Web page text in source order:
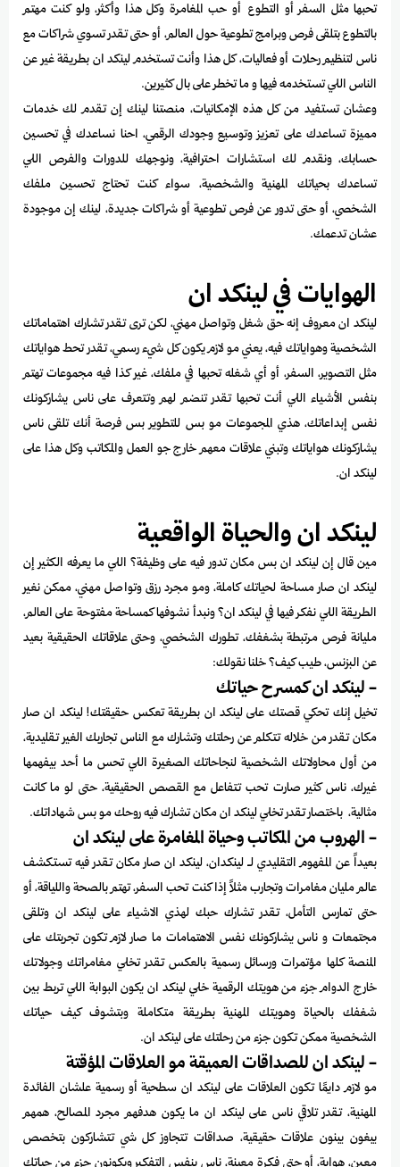
تحبها مثل السفر أو التطوع أو حب المغامرة وكل هذا وأكثر، ولو كنت مهتم
بالتطوع بتلقى فرص وبرامج تطوعية حول العالم، أو حتى تقدر تسوي شراكات مع
ناس لتنظيم رحلات أو فعاليات، كل هذا وأنت تستخدم لينكد ان بطريقة غير عن
الناس اللي تستخدمه فيها و ما تخطر على بال كثيرين.
وعشان تستفيد من كل هذه الإمكانيات، منصتنا لينك إن تقدم لك خدمات
مميزة تساعدك على تعزيز وتوسيع وجودك الرقمي، احنا نساعدك في تحسين
حسابك، ونقدم لك استشارات احترافية، ونوجهك للدورات والفرص اللي
تساعدك بحياتك المهنية والشخصية، سواء كنت تحتاج تحسين ملفك
الشخصي، أو حتى تدور عن فرص تطوعية أو شراكات جديدة، لينك إن موجودة
عشان تدعمك.
الهوايات في لينكد ان
لينكد ان معروف إنه حق شغل وتواصل مهني، لكن ترى تقدر تشارك اهتماماتك
الشخصية وهواياتك فيه، يعني مو لازم يكون كل شيء رسمي، تقدر تحط هواياتك
مثل التصوير، السفر، أو أي شغله تحبها في ملفك، غير كذا فيه مجموعات تهتم
بنفس الأشياء اللي أنت تحبها تقدر تنضم لهم وتتعرف على ناس يشاركونك
نفس إبداعاتك، هذي المجموعات مو بس للتطوير بس فرصة أنك تلقى ناس
يشاركونك هواياتك وتبني علاقات معهم خارج جو العمل والمكاتب وكل هذا على
لينكد ان.
لينكد ان والحياة الواقعية
مين قال إن لينكد ان بس مكان تدور فيه على وظيفة؟ اللي ما يعرفه الكثير إن
لينكد ان صار مساحة لحياتك كاملة، ومو مجرد رزق وتواصل مهني، ممكن نغير
الطريقة اللي نفكر فيها في لينكد ان؟ ونبدأ نشوفها كمساحة مفتوحة على العالم،
مليانة فرص مرتبطة بشغفك، تطورك الشخصي، وحتى علاقاتك الحقيقية بعيد
عن البزنس، طيب كيف؟ خلنا نقولك:
- لينكد ان كمسرح حياتك
تخيل إنك تحكي قصتك على لينكد ان بطريقة تعكس حقيقتك! لينكد ان صار
مكان تقدر من خلاله تتكلم عن رحلتك وتشارك مع الناس تجاربك الغير تقليدية،
من أول محاولاتك الشخصية لنجاحاتك الصغيرة اللي تحس ما أحد بيفهمها
غيرك، ناس كثير صارت تحب تتفاعل مع القصص الحقيقية، حتى لو ما كانت
مثالية، باختصار تقدر تخلي لينكد ان مكان تشارك فيه روحك مو بس شهاداتك.
- الهروب من المكاتب وحياة المغامرة على لينكد ان
بعيداً عن المفهوم التقليدي لـ لينكدان، لينكد ان صار مكان تقدر فيه تستكشف
عالم مليان مغامرات وتجارب مثلاً إذا كنت تحب السفر، تهتم بالصحة واللياقة، أو
حتى تمارس التأمل، تقدر تشارك حبك لهذي الاشياء على لينكد ان وتلقى
مجتمعات و ناس يشاركونك نفس الاهتمامات ما صار لازم تكون تجربتك على
المنصة كلها مؤتمرات ورسائل رسمية بالعكس تقدر تخلي مغامراتك وجولاتك
خارج الدوام جزء من هويتك الرقمية خلي لينكد ان يكون البوابة اللي تربط بين
شغفك بالحياة وهويتك المهنية بطريقة متكاملة وبتشوف كيف حياتك
الشخصية ممكن تكون جزء من رحلتك على لينكد ان.
- لينكد ان للصداقات العميقة مو العلاقات المؤقتة
مو لازم دايمًا تكون العلاقات على لينكد ان سطحية أو رسمية علشان الفائدة
المهنية، تقدر تلاقي ناس على لينكد ان ما يكون هدفهم مجرد المصالح، همهم
يبغون يبنون علاقات حقيقية، صداقات تتجاوز كل شي تتشاركون بتخصص